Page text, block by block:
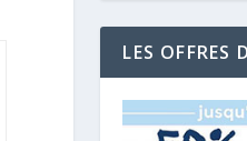
LES OFFRES